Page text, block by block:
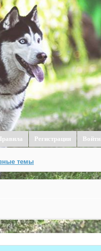
Регистрация Войти
темы